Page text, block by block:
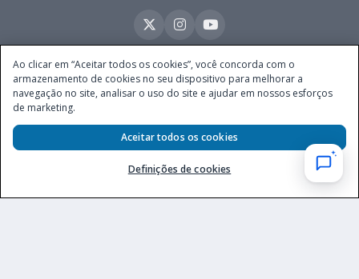
Este site é operado pela Ventmear Brasil LTDA (CNPJ 52.868.380/0001-84), com
endereço na Avenida Brigadeiro Faria Lima, nº 4.055, 3º andar, Itaim Bibi, no
Município de São Paulo, Estado de São Paulo, CEP 04538-133, Brasil - empresa
Secretaria de Prêmios e Apostas do Ministério da Fazenda, conforme Portaria nº
247, de 07.02.2025, publicada no DOU em 11.2.2025.
Ao clicar em “Aceitar todos os cookies”, você concorda com o
armazenamento de cookies no seu dispositivo para melhorar a
navegação no site, analisar o uso do site e ajudar em nossos esforços
de marketing.
Definições de cookies
Aceitar todos os cookies